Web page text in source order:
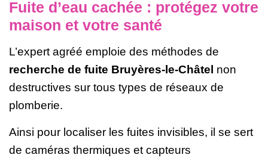
Fuite d’eau cachée : protégez votre
maison et votre santé
L’expert agréé emploie des méthodes de
recherche de fuite Bruyères-le-Châtel non
destructives sur tous types de réseaux de
plomberie.
Ainsi pour localiser les fuites invisibles, il se sert
de caméras thermiques et capteurs